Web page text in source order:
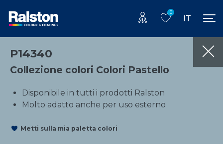
0
IT
P14340
Collezione colori Colori Pastello
Disponibile in tutti i prodotti Ralston
Molto adatto anche per uso esterno
Metti sulla mia paletta colori